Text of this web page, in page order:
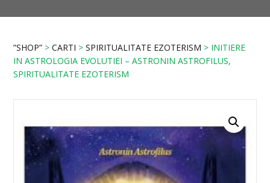
”SHOP” >CARTI >SPIRITUALITATE EZOTERISM > INITIERE
IN ASTROLOGIA EVOLUTIEI – ASTRONIN ASTROFILUS,
SPIRITUALITATE EZOTERISM